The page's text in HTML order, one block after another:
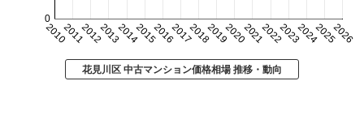
20102011201220132014201520162017201820192020202120222023202420252026
0
花見川区 中古マンション価格相場 推移・動向